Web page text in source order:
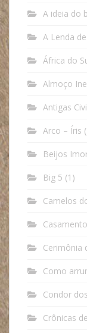
A ideia do
A Lenda
África do
Almoço
Antigas
Arco – Íris
Beijos
Big 5 (1)
Camelos
Cerimônia
Como
Condor
Crônicas